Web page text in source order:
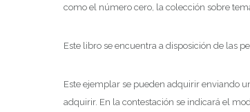
como el número cero, la colección sobre
Este libro se encuentra a disposición de las
Este ejemplar se pueden adquirir enviando
adquirir. En la contestación se indicará el